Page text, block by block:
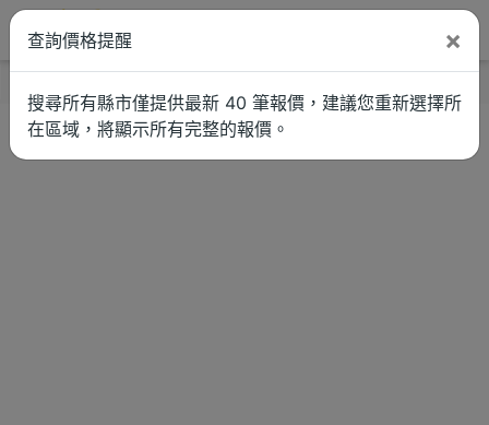
查詢價格提醒 ×
搜尋所有縣市僅提供最新 40 筆報價，建議您重新選擇所
在區域，將顯示所有完整的報價。